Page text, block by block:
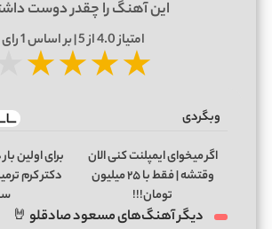
این آهنگ را چقدر دوست
امتیاز4.0از 5 | بر اساس 1رای
★★★★
وبگردی
اگر میخوای ایمپلنت کنی الان
وقتشه | فقط با ۲۵ میلیون
تومان!!!
دیگر آهنگ‌های مسعود صادقلو 🤘